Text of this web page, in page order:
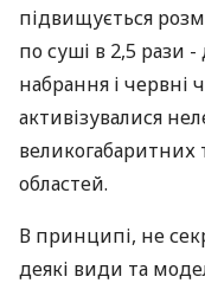
підвищується
по суші в 2,5 рази
набрання і червні
активізувалися
областей.
В принципі, не
деякі види та